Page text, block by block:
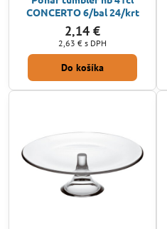
CONCERTO 6/bal 24/krt
2,14 €
2,63 € s DPH
Do košíka